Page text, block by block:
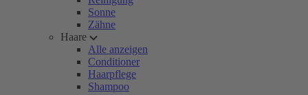
Sonne
Zähne
Haare
Alle anzeigen
Conditioner
Haarpflege
Shampoo